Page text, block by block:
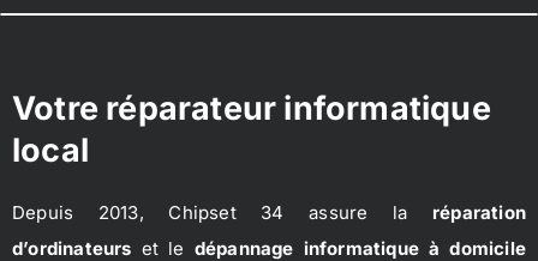
Votre réparateur informatique
local
Depuis 2013, Chipset 34 assure la réparation
d’ordinateurs et le dépannage informatique à domicile